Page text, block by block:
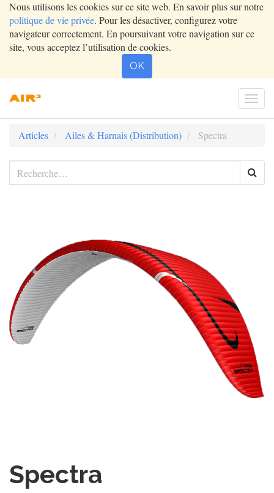
Nous utilisons les cookies sur ce site web. En savoir plus sur notre
politique de vie privée. Pour les désactiver, configurez votre
navigateur correctement. En poursuivant votre navigation sur ce
site, vous acceptez l’utilisation de cookies.
OK
Articles Ailes & Harnais (Distribution) Spectra
Spectra